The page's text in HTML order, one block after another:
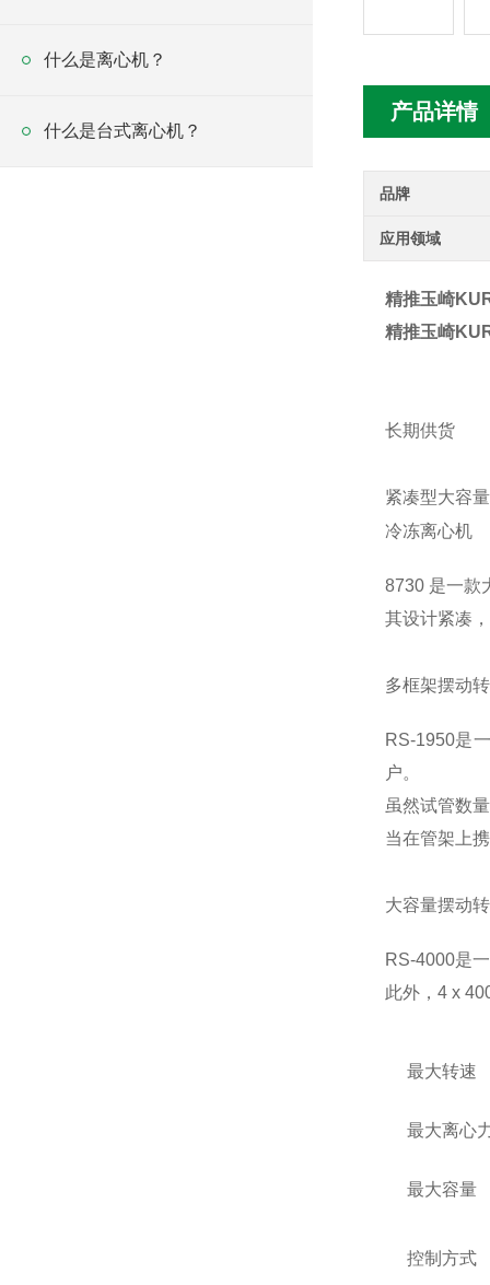
产品详情
品牌
应用领域
精推玉崎
精推玉崎
长期供货
紧凑型大容量
冷冻离心机
8730 是一款
其设计紧凑
多框架摆动
RS-1950是
户。
虽然试管数
当在管架上
大容量摆动
RS-4000是
此外，4 x
最大转速
最大离心
最大容量
控制方式
什么是离心机？
什么是台式离心机？